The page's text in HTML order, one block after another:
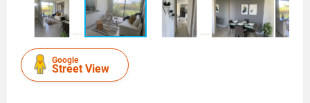
Google
Street View